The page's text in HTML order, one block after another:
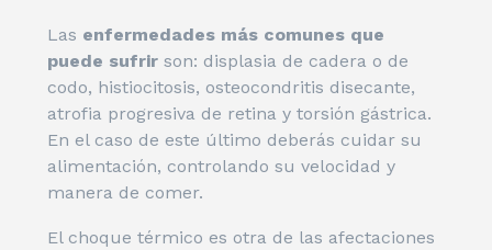
Las enfermedades más comunes que
puede sufrir son: displasia de cadera o de
codo, histiocitosis, osteocondritis disecante,
atrofia progresiva de retina y torsión gástrica.
En el caso de este último deberás cuidar su
alimentación, controlando su velocidad y
manera de comer.
El choque térmico es otra de las afectaciones